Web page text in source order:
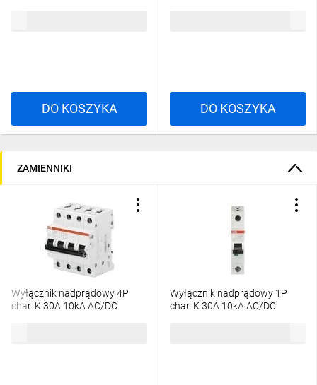
DO KOSZYKA DO KOSZYKA
ZAMIENNIKI
Wyłącznik nadprądowy 4P
char. K 30A 10kA AC/DC
Wyłącznik nadprądowy 1P
char. K 30A 10kA AC/DC